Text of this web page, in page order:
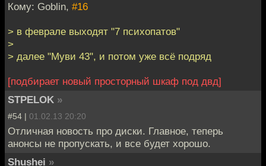
Кому: Goblin, #16
> в феврале выходят "7 психопатов"
>
> далее "Муви 43", и потом уже всё подряд
[подбирает новый просторный шкаф под двд]
STPELOK »
#54 | 01.02.13 20:20
Отличная новость про диски. Главное, теперь
анонсы не пропускать, и все будет хорошо.
Shushei »